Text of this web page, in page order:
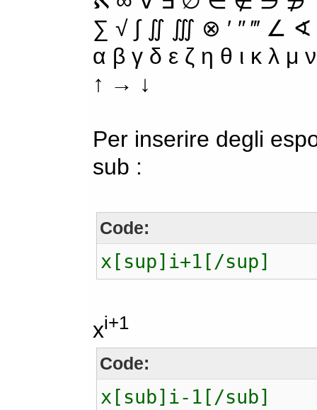
∑ √ ∫ ∬ ∭ ⊗ ′ ″ ‴ ∠
α β γ δ ε ζ η θ ι κ λ
↑ → ↓
Per inserire degli
sub :
Code:
x[sup]i+1[/sup]
xi+1
Code:
x[sub]i-1[/sub]